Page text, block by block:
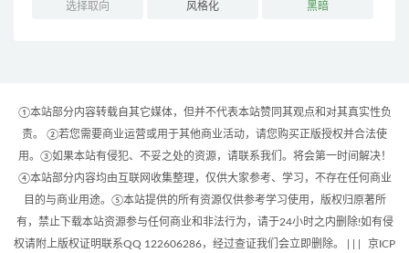
选择取向 风格化 黑暗
①本站部分内容转载自其它媒体，但并不代表本站赞同其观点和对其真实性负
责。 ②若您需要商业运营或用于其他商业活动，请您购买正版授权并合法使
用。③如果本站有侵犯、不妥之处的资源，请联系我们。将会第一时间解决！
④本站部分内容均由互联网收集整理，仅供大家参考、学习，不存在任何商业
目的与商业用途。⑤本站提供的所有资源仅供参考学习使用，版权归原著所
有，禁止下载本站资源参与任何商业和非法行为，请于24小时之内删除!如有侵
权请附上版权证明联系QQ 122606286，经过查证我们会立即删除。 | |
京ICP